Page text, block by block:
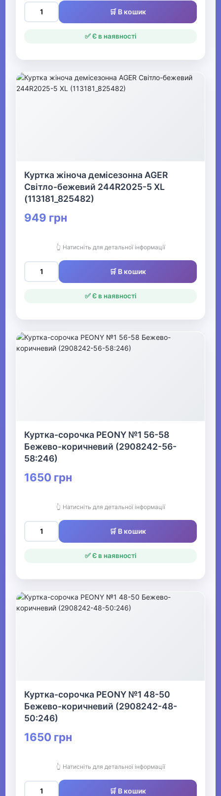
Все для пляжу
▶ Офіс, школа, книги
🛒 В кошик
✅ Є в наявності
Куртка жіноча демісезонна AGER
Світло-бежевий 244R2025-5 XL
(113181_825482)
949 грн
👆 Натисніть для детальної інформації
🛒 В кошик
✅ Є в наявності
Куртка-сорочка PEONY №1 56-58
Бежево-коричневий (2908242-56-
58:246)
1650 грн
👆 Натисніть для детальної інформації
🛒 В кошик
✅ Є в наявності
Куртка-сорочка PEONY №1 48-50
Бежево-коричневий (2908242-48-
50:246)
1650 грн
👆 Натисніть для детальної інформації
🛒 В кошик